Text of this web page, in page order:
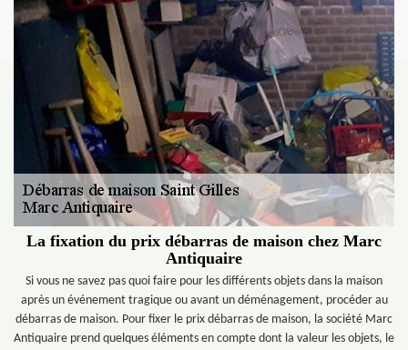
La fixation du prix débarras de maison chez Marc
Antiquaire
Si vous ne savez pas quoi faire pour les différents objets dans la maison
après un événement tragique ou avant un déménagement, procéder au
débarras de maison. Pour fixer le prix débarras de maison, la société Marc
Antiquaire prend quelques éléments en compte dont la valeur les objets, le